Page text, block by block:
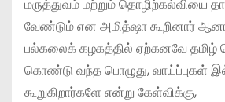
மருத்துவம் மற்றும் தொழிற்கல்வியை
வேண்டும் என அமித்ஷா கூறினார்
பல்கலைக் கழகத்தில் ஏற்கனவே தமிழ்
கொண்டு வந்த பொழுது, வாய்ப்புகள்
கூறுகிறார்களே என்று கேள்விக்கு,